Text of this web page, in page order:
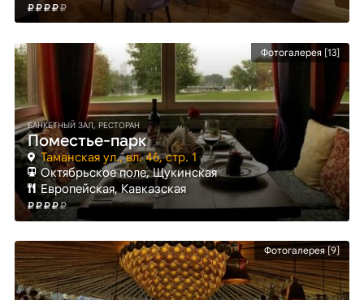
Фотогалерея [13]
БАНКЕТНЫЙ ЗАЛ, РЕСТОРАН
Поместье-парк
Таманская ул., вл. 46, стр. 1
Октябрьское поле, Щукинская
Европейская, Кавказская
Фотогалерея [9]